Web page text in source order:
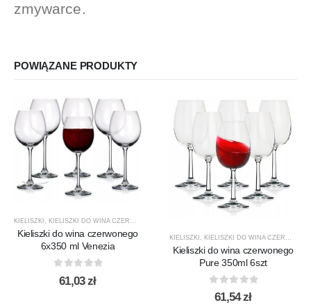
zmywarce.
POWIĄZANE PRODUKTY
KIELISZKI , KIELISZKI DO WINA CZERWONEGO
Kieliszki do wina czerwonego
6x350 ml Venezia
out of 5
61,03zł
KIELISZKI KIELISZKI DO WINA CZERWONEGO
Kieliszki do wina czerwonego
Pure 350ml 6szt
out of 5
61,54zł